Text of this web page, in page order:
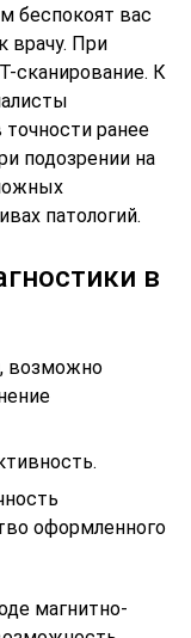
беспокоят вас
врачу. При
сканирование. К
ранее
подозрении на
патологий.
в
возможно
оформленного
магнитно-